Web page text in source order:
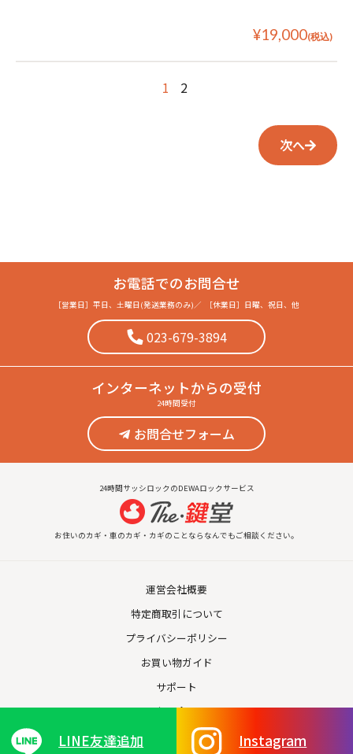
¥19,000(税込)
1 2
次へ
お電話でのお問合せ
［営業日］ 平日、土曜日(発送業務のみ)／ ［休業日］ 日曜、祝日、他
023-679-3894
インターネットからの受付
24時間受付
お問合せフォーム
24時間サッシロックのDEWAロックサービス
お住いのカギ・車のカギ・カギのことならなんでもご相談ください。
運営会社概要
特定商取引について
プライバシーポリシー
お買い物ガイド
サポート
お問合せ
LINE友達追加 Instagram